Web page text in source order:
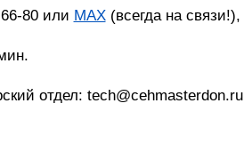
80 или MAX(всегда на связи!),
отдел: tech@cehmasterdon.ru